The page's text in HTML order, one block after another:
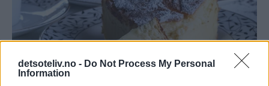
detsoteliv.no - Do Not Process My Personal
Information